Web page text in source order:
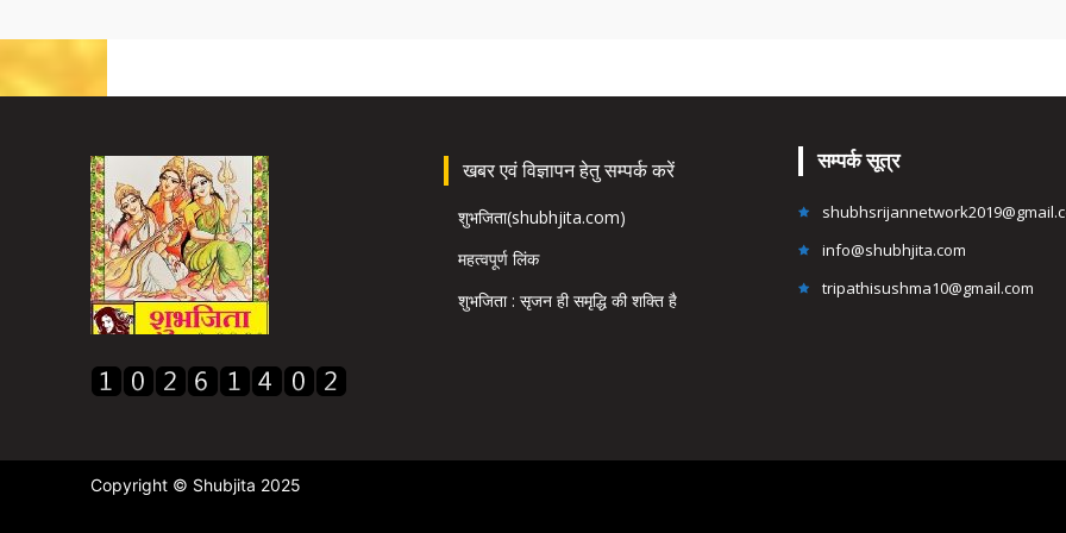
खबर एवं विज्ञापन हेतु सम्पर्क करें
शुभजिता(shubhjita.com)
महत्वपूर्ण लिंक
शुभजिता : सृजन ही समृद्धि की शक्ति है
सम्पर्क सूत्र
info@shubhjita.com
tripathisushma10@gmail.com
Copyright © Shubjita 2025